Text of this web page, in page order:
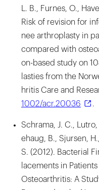
L. B., Furnes, O.,
Risk of revision for
nee arthroplasty in
compared with
on-based study on
lasties from the
hritis Care and
1002/acr.20036
.
Schrama, J. C.,
ehaug, B., Sjursen,
S. (2012). Bacterial
lacements in
Osteoarthritis: A